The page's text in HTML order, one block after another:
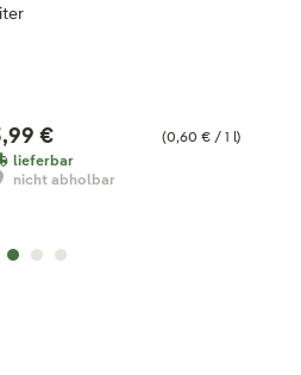
(0,60 € / 1 l)
€
lieferbar
nicht abholbar